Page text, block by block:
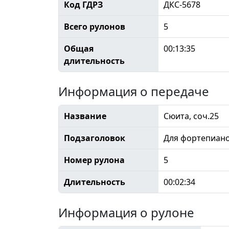
Код ГДРЗ
ДКС-5678
Всего рулонов
5
Общая
длительность
00:13:35
Информация о передаче
Название
Сюита, соч.25
Подзаголовок
Для
Номер рулона
5
Длительность
00:02:34
Информация о рулоне